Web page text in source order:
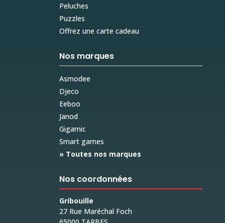
Peluches
Puzzles
Offrez une carte cadeau
Nos marques
Asmodee
Djeco
Eeboo
Janod
Gigamic
Smart games
» Toutes nos marques
Nos coordonnées
Gribouille
27 Rue Maréchal Foch